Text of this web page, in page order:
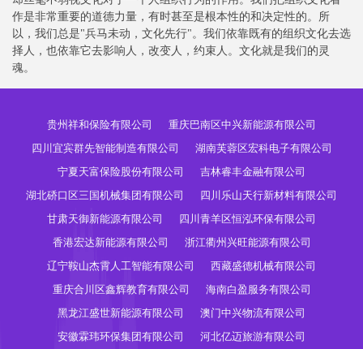
作是非常重要的道德力量，有时甚至是根本性的和决定性的。所
以，我们总是"兵马未动，文化先行"。我们依靠既有的组织文化去选
择人，也依靠它去影响人，改变人，约束人。文化就是我们的灵
魂。
贵州祥和保险有限公司
重庆巴南区中兴新能源有限公司
四川宜宾群先智能制造有限公司
湖南芙蓉区宏科电子有限公司
宁夏天富保险股份有限公司
吉林睿丰金融有限公司
湖北硚口区三国机械集团有限公司
四川乐山天行新材料有限公司
甘肃天御新能源有限公司
四川青羊区恒泓环保有限公司
香港宏达新能源有限公司
浙江衢州兴旺能源有限公司
辽宁鞍山杰霄人工智能有限公司
西藏盛德机械有限公司
重庆合川区鑫辉教育有限公司
海南白盈服务有限公司
黑龙江盛世新能源有限公司
澳门中兴物流有限公司
安徽霖玮环保集团有限公司
河北亿迈旅游有限公司